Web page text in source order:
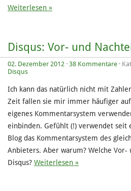
Weiterlesen »
Disqus: Vor- und
02. Dezember 2012 · 38 Kommentare ·
Disqus
Ich kann das natürlich nicht mit
Zeit fallen sie mir immer häufiger
eigenes Kommentarsystem
einbinden. Gefühlt (!) verwendet seit
Blog das Kommentarsystem des
Anbieters. Aber warum? Welche
Disqus? Weiterlesen »